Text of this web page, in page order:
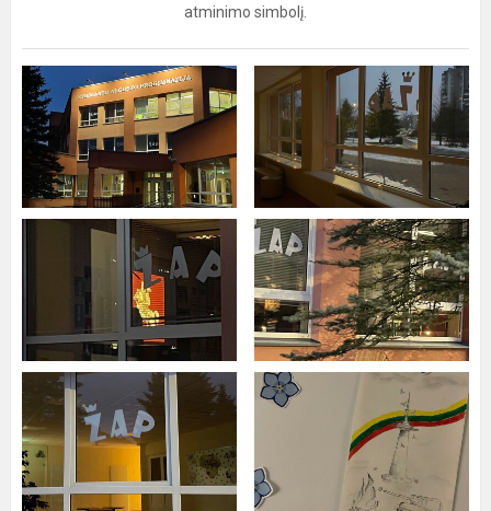
atminimo simbolį.